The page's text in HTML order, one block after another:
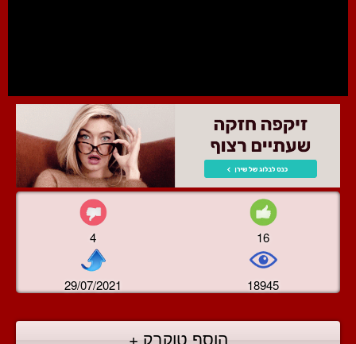
4 16
29/07/2021 18945
הוסף טוקבק +